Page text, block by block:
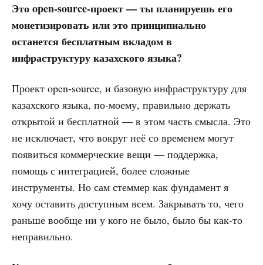
Это open-source-проект — ты планируешь его
монетизировать или это принципиально
останется бесплатным вкладом в
инфраструктуру казахского языка?
Проект open-source, и базовую инфраструктуру для
казахского языка, по-моему, правильно держать
открытой и бесплатной — в этом часть смысла. Это
не исключает, что вокруг неё со временем могут
появиться коммерческие вещи — поддержка,
помощь с интеграцией, более сложные
инструменты. Но сам стеммер как фундамент я
хочу оставить доступным всем. Закрывать то, чего
раньше вообще ни у кого не было, было бы как-то
неправильно.